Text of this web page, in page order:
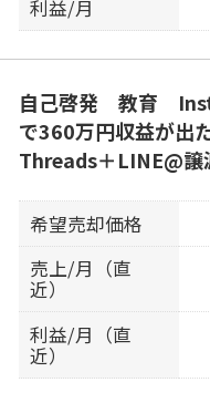
利益/月
自己啓発 教育
で360万円収益が
Threads＋LINE@譲
希望売却価格
売上/月（直
近）
利益/月（直
近）